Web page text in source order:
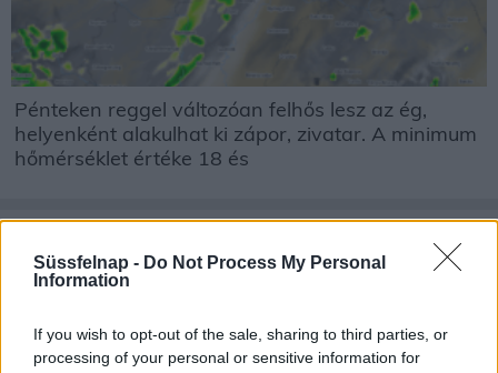
Süssfelnap - Do Not Process My Personal
Information
If you wish to opt-out of the sale, sharing to third parties, or
processing of your personal or sensitive information for
Pénteken reggel változóan felhős lesz az ég,
helyenként alakulhat ki zápor, zivatar. A minimum
hőmérséklet értéke 18 és